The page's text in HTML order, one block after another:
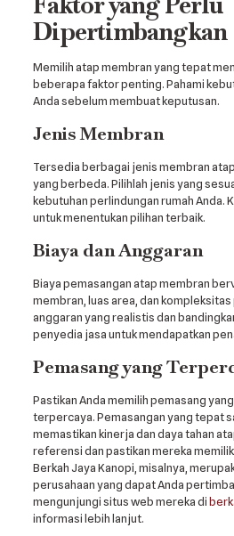
Dipertimbangkan
Memilih atap membran yang tepat
beberapa faktor penting. Pahami
Anda sebelum membuat keputusan.
Jenis Membran
Tersedia berbagai jenis membran
yang berbeda. Pilihlah jenis yang
kebutuhan perlindungan rumah Anda.
untuk menentukan pilihan terbaik.
Biaya dan Anggaran
Biaya pemasangan atap membran
membran, luas area, dan
anggaran yang realistis dan
penyedia jasa untuk mendapatkan
Pemasang yang
Pastikan Anda memilih pemasang
terpercaya. Pemasangan yang tepat
memastikan kinerja dan daya tahan
referensi dan pastikan mereka
Berkah Jaya Kanopi, misalnya,
perusahaan yang dapat Anda
mengunjungi situs web mereka di
informasi lebih lanjut.